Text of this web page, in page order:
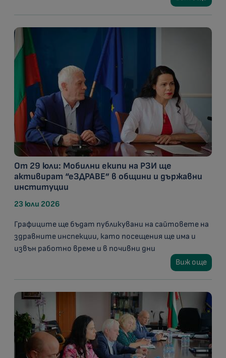
От 29 юли: Мобилни екипи на РЗИ ще
активират “еЗДРАВЕ” в общини и държавни
институции
23 юли 2026
Графиците ще бъдат публикувани на сайтовете на
здравните инспекции, като посещения ще има и
извън работно време и в почивни дни
Виж още